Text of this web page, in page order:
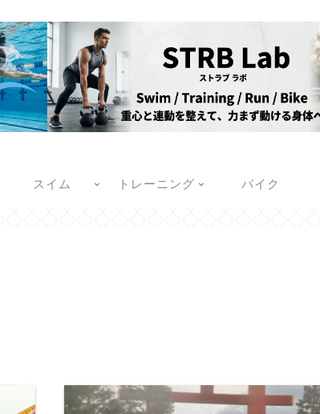
スイム トレーニング バイク